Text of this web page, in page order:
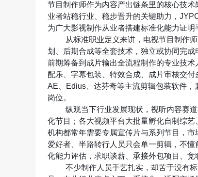
节目制作师作为内容产出链条里的核心技
业者站稳行业、稳步晋升的关键助力，
为广大影视制作从业者搭建标准化能力证明
从标准职业定义来讲，电视节目制作
划、后期合成等全套技术，独立或协同完
前期筹备到成片输出全流程制作的专业技
配乐、字幕包装、特效合成、成片审核交
AE
Edius 、达芬奇等主流剪辑包装软件
岗位。
纵观当下行业发展现状，视听内容赛
化节目；各大视频平台大批量孵化自制综
机构都常年需要专属宣传片与系列节目，
爱好者、半路转行人员只会单一剪辑，不
化能力评估，求职谈薪、承接外包项目、竞
不少制作人员手艺扎实，却苦于没有